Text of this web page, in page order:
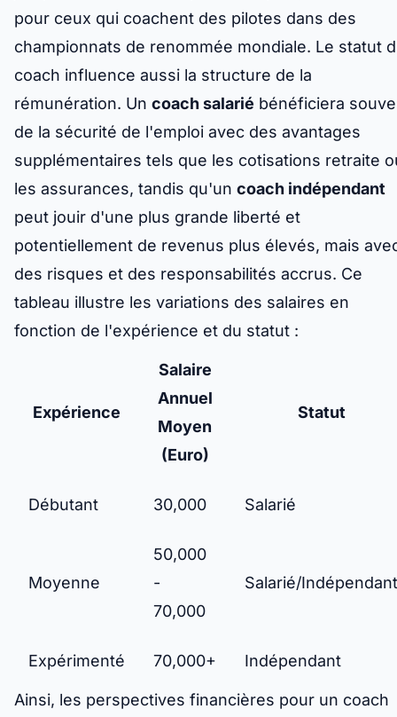
pour ceux qui coachent des pilotes dans des
championnats de renommée mondiale. Le statut
coach influence aussi la structure de la
rémunération. Un coach salarié bénéficiera
de la sécurité de l'emploi avec des avantages
supplémentaires tels que les cotisations retraite
les assurances, tandis qu'un coach indépendant
peut jouir d'une plus grande liberté et
potentiellement de revenus plus élevés, mais
des risques et des responsabilités accrus. Ce
tableau illustre les variations des salaires en
fonction de l'expérience et du statut :
Expérience
Salaire
Annuel
Moyen
(Euro)
Statut
Débutant 30,000 Salarié
Moyenne
50,000
-
70,000
Salarié/Indépendant
Expérimenté 70,000+ Indépendant
Ainsi, les perspectives financières pour un coach